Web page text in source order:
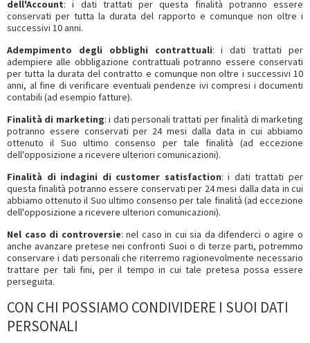
dell'Account: i dati trattati per questa finalità potranno essere
conservati per tutta la durata del rapporto e comunque non oltre i
successivi 10 anni.
Adempimento degli obblighi contrattuali: i dati trattati per
adempiere alle obbligazione contrattuali potranno essere conservati
per tutta la durata del contratto e comunque non oltre i successivi 10
anni, al fine di verificare eventuali pendenze ivi compresi i documenti
contabili (ad esempio fatture).
Finalità di marketing: i dati personali trattati per finalità di marketing
potranno essere conservati per 24 mesi dalla data in cui abbiamo
ottenuto il Suo ultimo consenso per tale finalità (ad eccezione
dell'opposizione a ricevere ulteriori comunicazioni).
Finalità di indagini di customer satisfaction: i dati trattati per
questa finalità potranno essere conservati per 24 mesi dalla data in cui
abbiamo ottenuto il Suo ultimo consenso per tale finalità (ad eccezione
dell'opposizione a ricevere ulteriori comunicazioni).
Nel caso di controversie: nel caso in cui sia da difenderci o agire o
anche avanzare pretese nei confronti Suoi o di terze parti, potremmo
conservare i dati personali che riterremo ragionevolmente necessario
trattare per tali fini, per il tempo in cui tale pretesa possa essere
perseguita.
CON CHI POSSIAMO CONDIVIDERE I SUOI DATI
PERSONALI